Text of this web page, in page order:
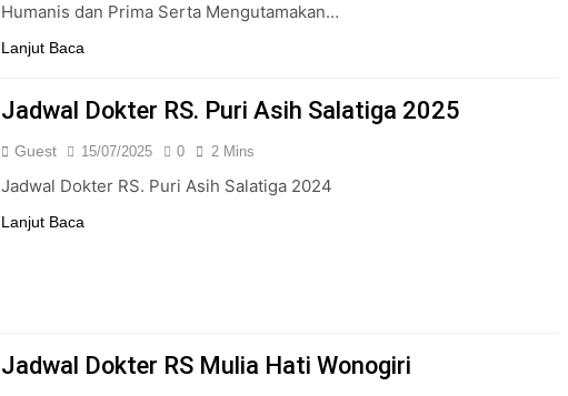
Humanis dan Prima Serta Mengutamakan…
Lanjut Baca
Jadwal Dokter RS. Puri Asih Salatiga 2025
Guest 15/07/2025 0 2 Mins
Jadwal Dokter RS. Puri Asih Salatiga 2024
Lanjut Baca
Jadwal Dokter RS Mulia Hati Wonogiri